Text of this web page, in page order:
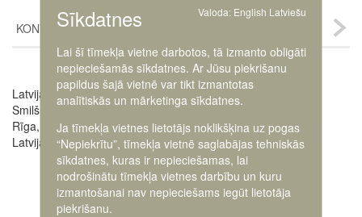
KONTAKTI
Latvijas Kara muzejs
Smilšu iela 20
Rīga, LV-1050,
Latvija
Image
Sīkdatnes Valoda: English Latviešu
Lai šī tīmekļa vietne darbotos, tā izmanto obligāti
nepieciešamās sīkdatnes. Ar Jūsu piekrišanu
papildus šajā vietnē var tikt izmantotas
analītiskās un mārketinga sīkdatnes.
Ja tīmekļa vietnes lietotājs noklikšķina uz pogas
“Nepiekrītu”, tīmekļa vietnē saglabājas tehniskās
sīkdatnes, kuras ir nepieciešamas, lai
nodrošinātu tīmekļa vietnes darbību un kuru
izmantošanai nav nepieciešams iegūt lietotāja
piekrišanu.